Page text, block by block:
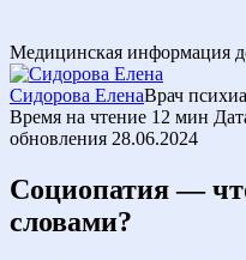
Медицинская информация
Сидорова ЕленаВрач
Время на чтение 12 мин
обновления 28.06.2024
Социопатия —
словами?